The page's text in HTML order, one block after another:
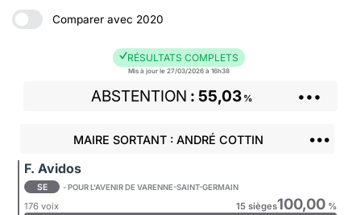
Comparer avec 2020
RÉSULTATS COMPLETS
Mis à jour le 27/03/2026 à 16h38
ABSTENTION 55,03 % •••
MAIRE SORTANT : ANDRÉ COTTIN •••
F. Avidos
SE - POUR L'AVENIR DE VARENNE-SAINT-GERMAIN
176 voix 15 sièges100,00%